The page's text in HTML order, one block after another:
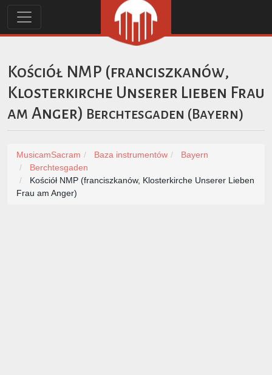
Kościół NMP (franciszkanów,
Klosterkirche Unserer Lieben Frau
am Anger) Berchtesgaden (Bayern)
MusicamSacram Baza instrumentów
Bayern
Berchtesgaden
Kościół NMP (franciszkanów, Klosterkirche Unserer Lieben
Frau am Anger)